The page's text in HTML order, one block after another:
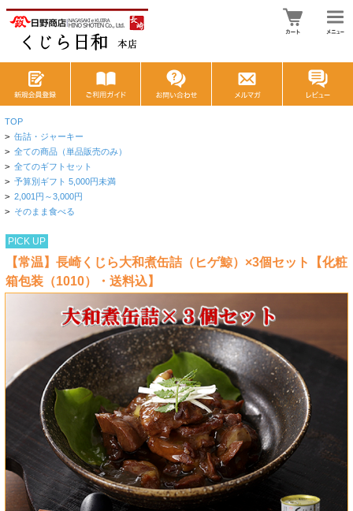
TOP
> 缶詰・ジャーキー
> 全ての商品（単品販売のみ）
> 全てのギフトセット
> 予算別ギフト 5,000円未満
> 2,001円～3,000円
> そのまま食べる
PICK UP
【常温】長崎くじら大和煮缶詰（ヒゲ鯨）×3個セット【化粧
箱包装（1010）・送料込】